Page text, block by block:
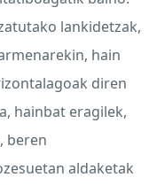
lankidetzak,
hain
diren
hainbat eragilek,
beren
aldaketak